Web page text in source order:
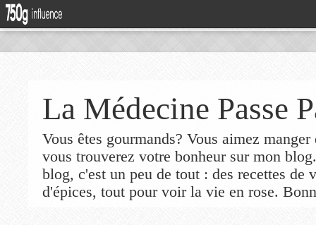
La Médecine Passe
Vous êtes gourmands? Vous aimez
vous trouverez votre bonheur sur mon
blog, c'est un peu de tout : des recettes de
d'épices, tout pour voir la vie en rose.